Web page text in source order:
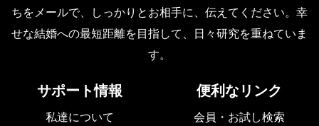
ちをメールで、しっかりとお相手に、伝えてください。幸
せな結婚への最短距離を目指して、日々研究を重ねていま
す。
サポート情報
私達について
便利なリンク
会員・お試し検索